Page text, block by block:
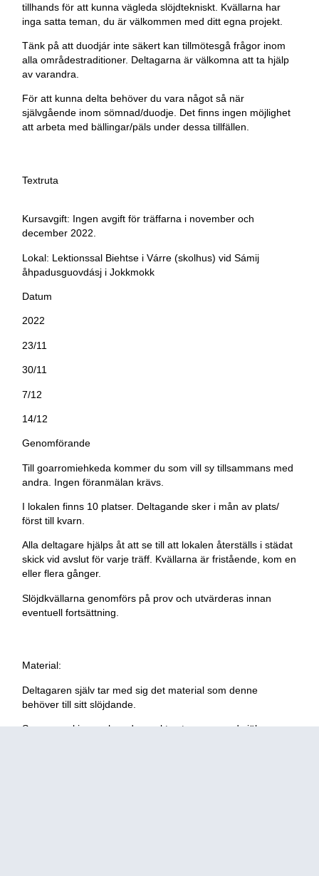
tillhands för att kunna vägleda slöjdtekniskt. Kvällarna har
inga satta teman, du är välkommen med ditt egna projekt.
Tänk på att duodjár inte säkert kan tillmötesgå frågor inom
alla områdestraditioner. Deltagarna är välkomna att ta hjälp
av varandra.
För att kunna delta behöver du vara något så när
självgående inom sömnad/duodje. Det finns ingen möjlighet
att arbeta med bällingar/päls under dessa tillfällen.
Textruta
Kursavgift: Ingen avgift för träffarna i november och
december 2022.
Lokal: Lektionssal Biehtse i Várre (skolhus) vid Sámij
åhpadusguovdásj i Jokkmokk
Datum
2022
23/11
30/11
7/12
14/12
Genomförande
Till goarromiehkeda kommer du som vill sy tillsammans med
andra. Ingen föranmälan krävs.
I lokalen finns 10 platser. Deltagande sker i mån av plats/
först till kvarn.
Alla deltagare hjälps åt att se till att lokalen återställs i städat
skick vid avslut för varje träff. Kvällarna är fristående, kom en
eller flera gånger.
Slöjdkvällarna genomförs på prov och utvärderas innan
eventuell fortsättning.
Material:
Deltagaren själv tar med sig det material som denne
behöver till sitt slöjdande.
Saxar, maskiner och andra verktyg tar man med själv.